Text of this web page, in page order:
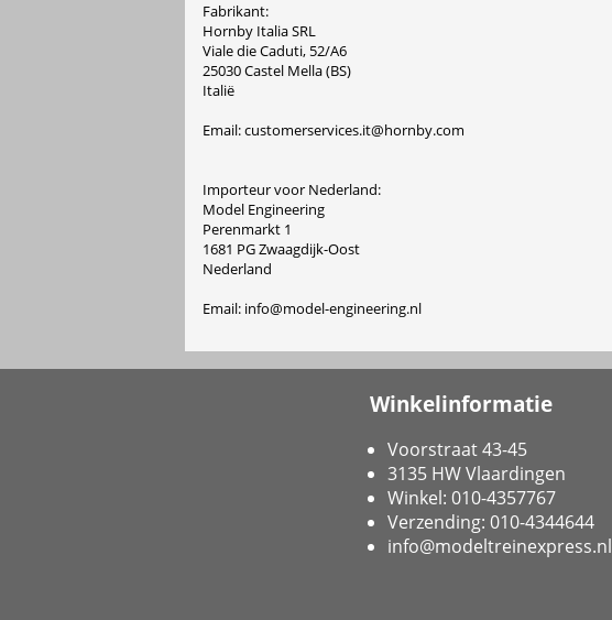
Fabrikant:
Hornby Italia SRL
Viale die Caduti, 52/A6
25030 Castel Mella (BS)
Italië
Email: customerservices.it@hornby.com
Importeur voor Nederland:
Model Engineering
Perenmarkt 1
1681 PG Zwaagdijk-Oost
Nederland
Email: info@model-engineering.nl
Winkelinformatie
Voorstraat 43-45
3135 HW Vlaardingen
Winkel: 010-4357767
Verzending: 010-4344644
info@modeltreinexpress.nl